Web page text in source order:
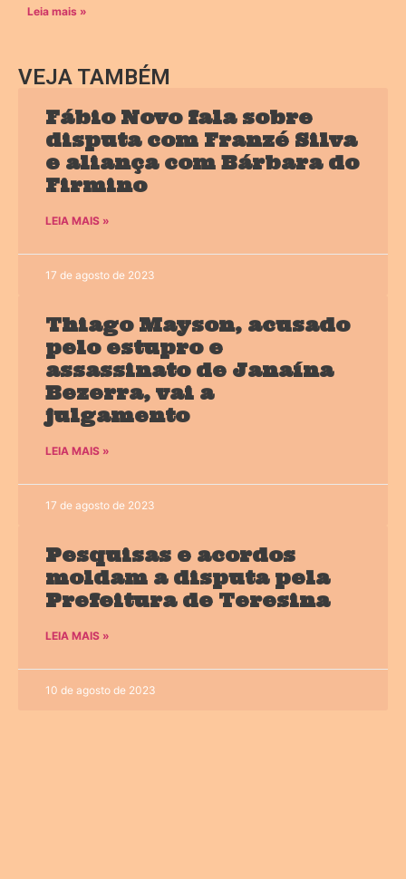
Leia mais »
VEJA TAMBÉM
Fábio Novo fala sobre
disputa com Franzé Silva
e aliança com Bárbara do
Firmino
LEIA MAIS »
17 de agosto de 2023
Thiago Mayson, acusado
pelo estupro e
assassinato de Janaína
Bezerra, vai a
julgamento
LEIA MAIS »
17 de agosto de 2023
Pesquisas e acordos
moldam a disputa pela
Prefeitura de Teresina
LEIA MAIS »
10 de agosto de 2023